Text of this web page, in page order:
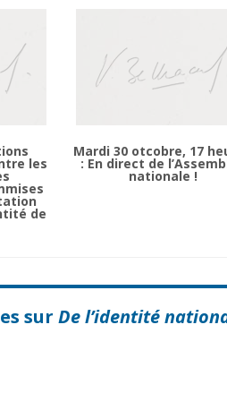
les
de
Mardi 30 otcobre, 17
: En direct de
nationale !
sur De l’identité